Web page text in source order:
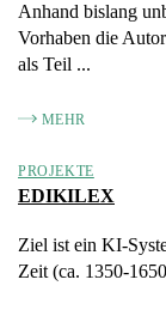
Anhand bislang
Vorhaben die
als Teil ...
MEHR
PROJEKTE
EDIKILEX
Ziel ist ein KI-
Zeit (ca. 1350-